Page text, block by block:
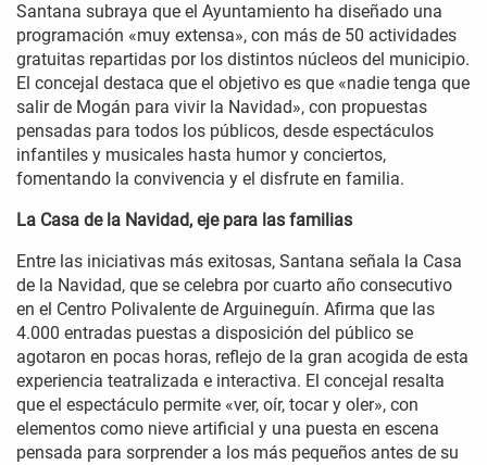
Santana subraya que el Ayuntamiento ha diseñado una
programación «muy extensa», con más de 50 actividades
gratuitas repartidas por los distintos núcleos del municipio.
El concejal destaca que el objetivo es que «nadie tenga que
salir de Mogán para vivir la Navidad», con propuestas
pensadas para todos los públicos, desde espectáculos
infantiles y musicales hasta humor y conciertos,
fomentando la convivencia y el disfrute en familia.
La Casa de la Navidad, eje para las familias
Entre las iniciativas más exitosas, Santana señala la Casa
de la Navidad, que se celebra por cuarto año consecutivo
en el Centro Polivalente de Arguineguín. Afirma que las
4.000 entradas puestas a disposición del público se
agotaron en pocas horas, reflejo de la gran acogida de esta
experiencia teatralizada e interactiva. El concejal resalta
que el espectáculo permite «ver, oír, tocar y oler», con
elementos como nieve artificial y una puesta en escena
pensada para sorprender a los más pequeños antes de su